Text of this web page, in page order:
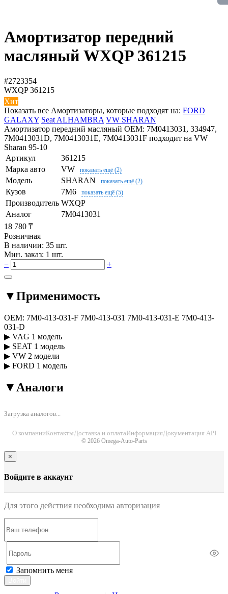
Амортизатор передний
масляный WXQP 361215
#2723354
WXQP 361215
Хит
Показать все Амортизаторы, которые подходят на: FORD
GALAXY Seat ALHAMBRA VW SHARAN
Амортизатор передний масляный OEM: 7M0413031, 334947,
7M0413031D, 7M0413031E, 7M0413031F подходит на VW
Sharan 95-10
Артикул
361215
Марка авто
VW показать ещё (2)
Модель SHARAN показать ещё (2)
Кузов 7M6 показать ещё (5)
Производитель WXQP
Аналог
7M0413031
18 780 ₸
Розничная
В наличии: 35 шт.
Мин. заказ: 1 шт.
−
+
▼Применимость
OEM: 7M0-413-031-F 7M0-413-031 7M0-413-031-E 7M0-413-
031-D
▶ VAG 1 модель
▶ SEAT 1 модель
▶ VW 2 модели
▶ FORD 1 модель
▼ Аналоги
Загрузка аналогов...
О компанииКонтактыДоставка и оплатаИнформацияДокументация API
© 2026 Omega-Auto-Parts
×
Войдите в аккаунт
Для этого действия необходима авторизация
Запомнить меня